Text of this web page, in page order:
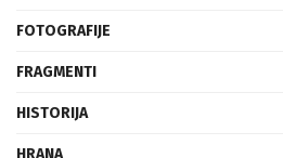
FOTOGRAFIJE
FRAGMENTI
HISTORIJA
HRANA